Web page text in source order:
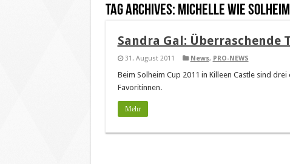
Tag Archives: Michelle Wie Solheim
Sandra Gal: Überraschende
31. August 2011 News, PRO-NEWS
Beim Solheim Cup 2011 in Killeen Castle sind
Favoritinnen.
Mehr